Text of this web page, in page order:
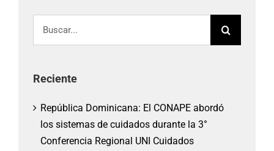
Reciente
República Dominicana: El CONAPE abordó
los sistemas de cuidados durante la 3°
Conferencia Regional UNI Cuidados